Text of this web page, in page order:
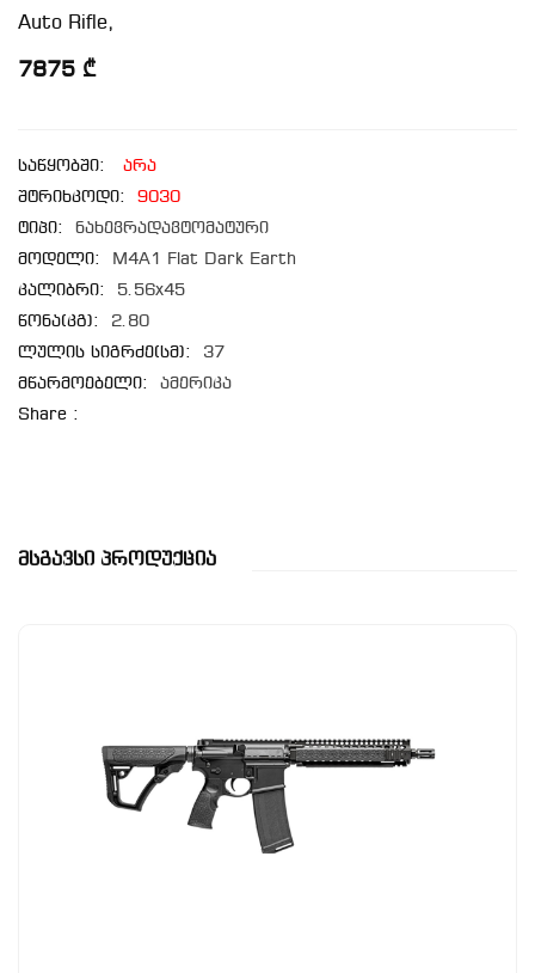
Auto Rifle,
7875 ₾
საწყობში:
არა
შტრიხკოდი:
9030
ტიპი:
ნახევრადავტომატური
მოდელი:
M4A1 Flat Dark Earth
კალიბრი:
5.56x45
წონა(კგ):
2.80
ლულის სიგრძე(სმ):
37
მწარმოებელი:
ამერიკა
Share :
Მსგავსი Პროდუქცია